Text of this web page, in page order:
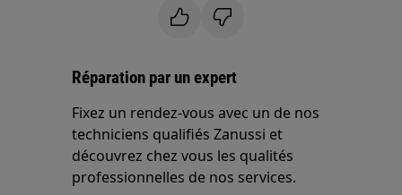
Réparation par un expert
Fixez un rendez-vous avec un de nos
techniciens qualifiés Zanussi et
découvrez chez vous les qualités
professionnelles de nos services.